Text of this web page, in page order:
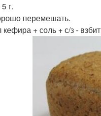
г.
перемешать.
+ соль + с/з -